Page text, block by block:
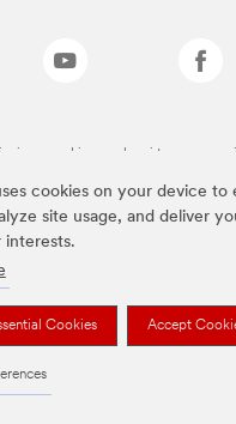
cookies on your device to
site usage, and deliver
interests.
Cookies Accept
marki są znakami